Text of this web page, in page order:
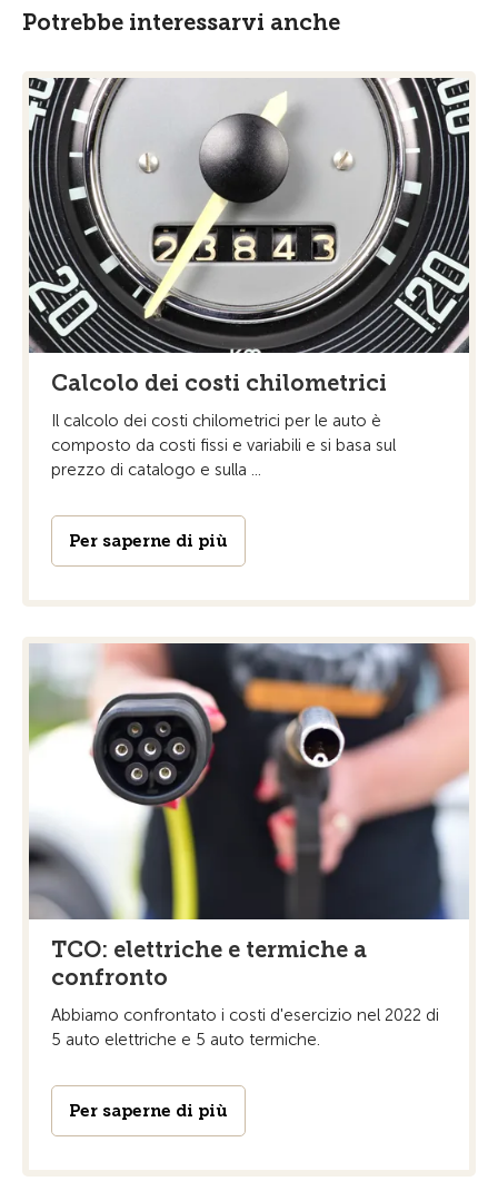
Potrebbe interessarvi anche
Calcolo dei costi chilometrici
Il calcolo dei costi chilometrici per le auto è
composto da costi fissi e variabili e si basa sul
prezzo di catalogo e sulla ...
Per saperne di più
TCO: elettriche e termiche a
confronto
Abbiamo confrontato i costi d'esercizio nel 2022 di
5 auto elettriche e 5 auto termiche.
Per saperne di più